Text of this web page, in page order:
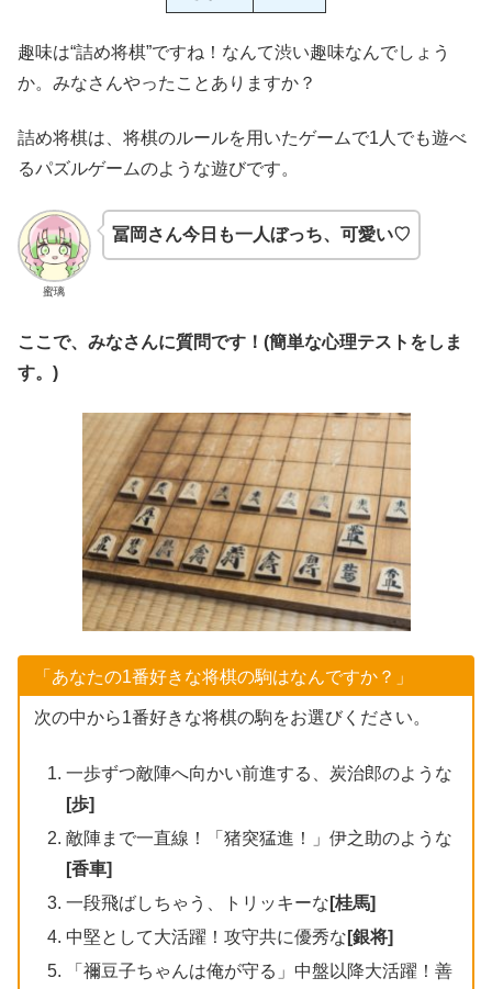
趣味は“詰め将棋”ですね！なんて渋い趣味なんでしょう
か。みなさんやったことありますか？
詰め将棋は、将棋のルールを用いたゲームで1人でも遊べ
るパズルゲームのような遊びです。
蜜璃
冨岡さん今日も一人ぼっち、可愛い♡
ここで、みなさんに質問です！(簡単な心理テストをしま
す。)
「あなたの1番好きな将棋の駒はなんですか？」
次の中から1番好きな将棋の駒をお選びください。
一歩ずつ敵陣へ向かい前進する、炭治郎のような
[歩]
敵陣まで一直線！「猪突猛進！」伊之助のような
[香車]
一段飛ばしちゃう、トリッキーな [桂馬]
中堅として大活躍！攻守共に優秀な [銀将]
「禰豆子ちゃんは俺が守る」中盤以降大活躍！善